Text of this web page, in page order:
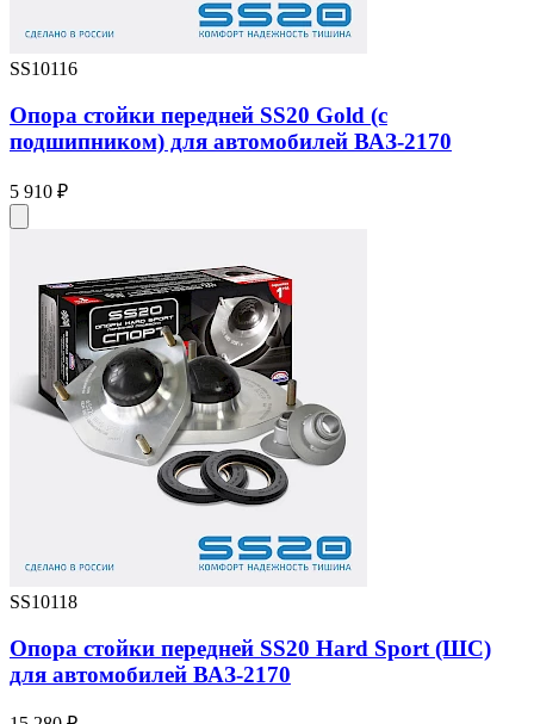
SS10116
Опора стойки передней SS20 Gold (с
подшипником) для автомобилей ВАЗ-2170
5 910 ₽
SS10118
Опора стойки передней SS20 Hard Sport (ШС)
для автомобилей ВАЗ-2170